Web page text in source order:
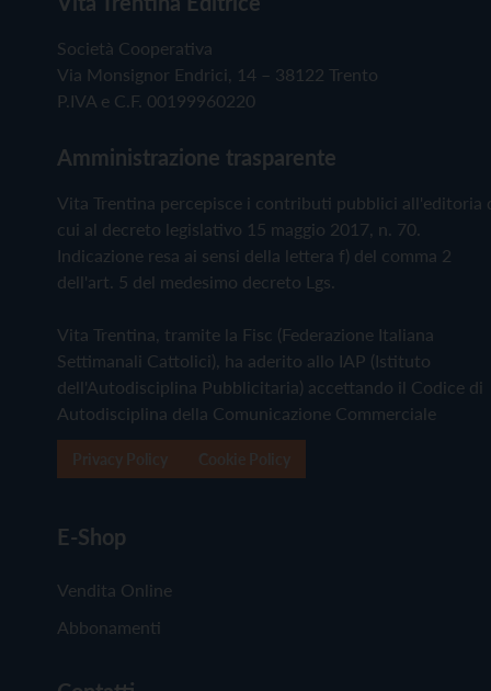
Società Cooperativa
Via Monsignor Endrici, 14 – 38122 Trento
P.IVA e C.F. 00199960220
Amministrazione trasparente
Vita Trentina percepisce i contributi pubblici all'editoria
cui al decreto legislativo 15 maggio 2017, n. 70.
Indicazione resa ai sensi della lettera f) del comma 2
dell'art. 5 del medesimo decreto Lgs.
Vita Trentina, tramite la Fisc (Federazione Italiana
Settimanali Cattolici), ha aderito allo IAP (Istituto
dell'Autodisciplina Pubblicitaria) accettando il Codice di
Autodisciplina della Comunicazione Commerciale
E-Shop
Vendita Online
Abbonamenti